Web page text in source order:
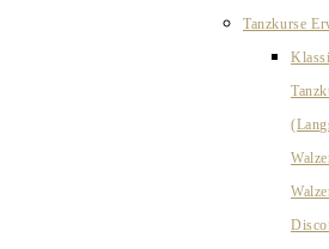
Tanzkurse